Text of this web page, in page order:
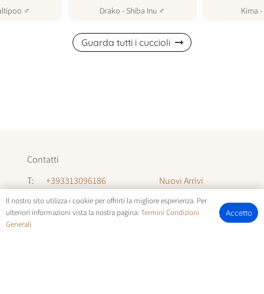
♂ Drako - Shiba Inu ♂ Kima -
Guarda tutti i cuccioli
Contatti
T:
+393313096186
T:
+393294142035
E:
Nuovi Arrivi
Informazioni
Chi Siamo
Il nostro sito utilizza i cookie per offrirti la migliore esperienza. Per
ulteriori informazioni vista la nostra pagina: Termini Condizioni
Generali
Accetto